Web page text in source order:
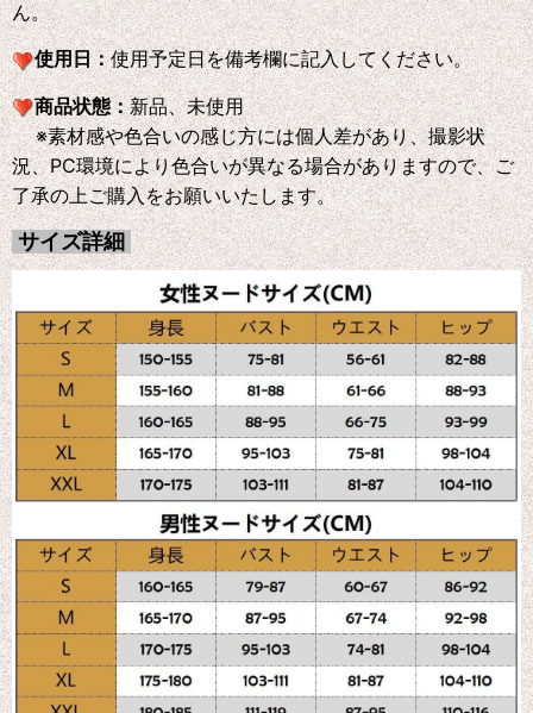
ん。
使用日：使用予定日を備考欄に記入してください。
商品状態：新品、未使用
※素材感や色合いの感じ方には個人差があり、撮影状
況、PC環境により色合いが異なる場合がありますので、ご
了承の上ご購入をお願いいたします。
サイズ詳細